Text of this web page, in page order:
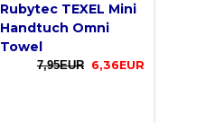
Rubytec TEXEL Mini
Handtuch Omni
Towel
7,95EUR 6,36EUR